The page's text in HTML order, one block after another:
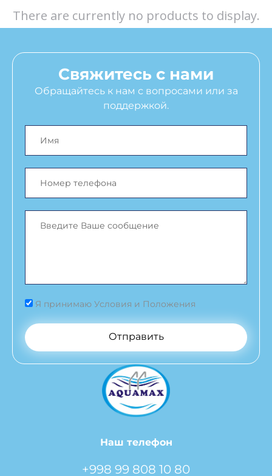
There are currently no products to display.
Свяжитесь с нами
Обращайтесь к нам с вопросами или за
поддержкой.
Я принимаю Условия и Положения
Отправить
Наш телефон
+998 99 808 10 80